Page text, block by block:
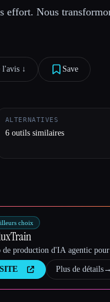
effort. Nous
↓︎ Save
ALTERNATIVES
6 outils similaires
choix
de production d'IA agentic pour
Plus de détails→